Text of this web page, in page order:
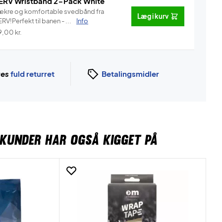
og komfortable svedbånd fra
til banen - ...
Info
kr.
Læg i kurv
fuld returret Betalingsmidler
HAR OGSÅ KIGGET PÅ